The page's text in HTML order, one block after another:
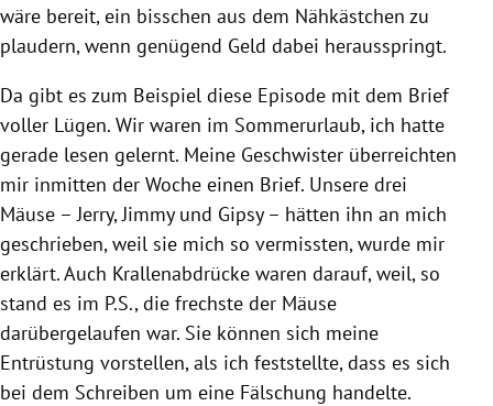
wäre bereit, ein bisschen aus dem Nähkästchen zu
plaudern, wenn genügend Geld dabei herausspringt.
Da gibt es zum Beispiel diese Episode mit dem Brief
voller Lügen. Wir waren im Sommerurlaub, ich hatte
gerade lesen gelernt. Meine Geschwister überreichten
mir inmitten der Woche einen Brief. Unsere drei
Mäuse – Jerry, Jimmy und Gipsy – hätten ihn an mich
geschrieben, weil sie mich so vermissten, wurde mir
erklärt. Auch Krallenabdrücke waren darauf, weil, so
stand es im P.S., die frechste der Mäuse
darübergelaufen war. Sie können sich meine
Entrüstung vorstellen, als ich feststellte, dass es sich
bei dem Schreiben um eine Fälschung handelte.